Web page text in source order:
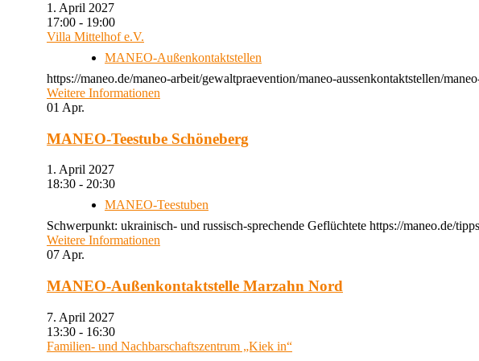
1. April 2027
17:00 - 19:00
Villa Mittelhof e.V.
MANEO-Außenkontaktstellen
https://maneo.de/maneo-arbeit/gewaltpraevention/maneo-aussenkontaktstellen/
Weitere Informationen
01 Apr.
MANEO-Teestube Schöneberg
1. April 2027
18:30 - 20:30
MANEO-Teestuben
Schwerpunkt: ukrainisch- und russisch-sprechende Geflüchtete https://maneo.de/
Weitere Informationen
07Apr.
MANEO-Außenkontaktstelle Marzahn Nord
7. April 2027
13:30 - 16:30
Familien- und Nachbarschaftszentrum „Kiek in“